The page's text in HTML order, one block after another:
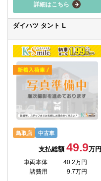
詳細はこちら
ダイハツ タント L
鳥取店 中古車
支払総額 49.9万円
車両本体
40.2万円
諸費用
9.7万円